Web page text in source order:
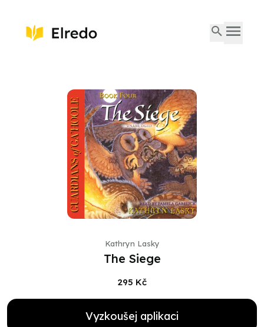
Kathryn Lasky
The Siege
295 Kč
Vyzkoušej aplikaci